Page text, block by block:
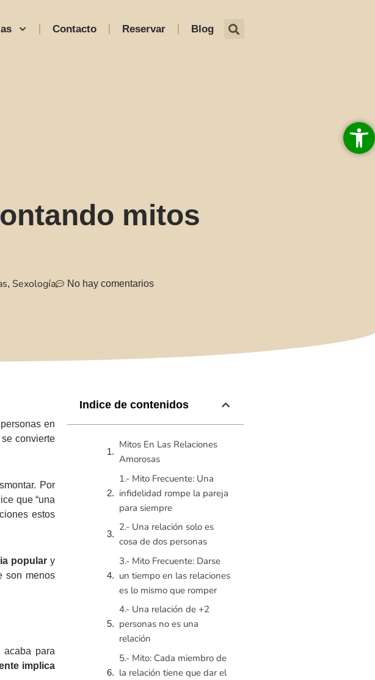
Contacto Reservar Blog
mitos
, Sexología No hay comentarios
en
convierte
Por
que “una
estos
popular y
son menos
para
implica
Indice de contenidos
Mitos En Las Relaciones
Amorosas
1.- Mito Frecuente: Una
infidelidad rompe la pareja
para siempre
2.- Una relación solo es
cosa de dos personas
3.- Mito Frecuente: Darse
un tiempo en las relaciones
es lo mismo que romper
4.- Una relación de +2
personas no es una
relación
5.- Mito: Cada miembro de
la relación tiene que dar el
Abrir